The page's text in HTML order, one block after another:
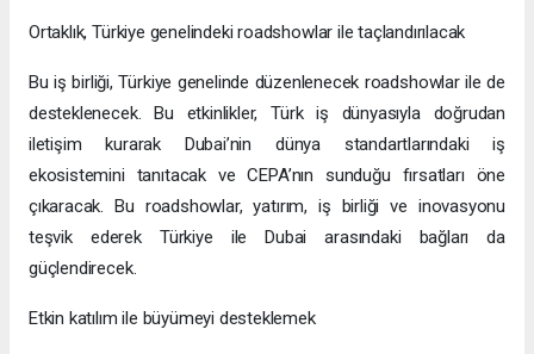
Ortaklık, Türkiye genelindeki roadshowlar ile taçlandırılacak
Bu iş birliği, Türkiye genelinde düzenlenecek roadshowlar ile de
desteklenecek. Bu etkinlikler, Türk iş dünyasıyla doğrudan
iletişim kurarak Dubai’nin dünya standartlarındaki iş
ekosistemini tanıtacak ve CEPA’nın sunduğu fırsatları öne
çıkaracak. Bu roadshowlar, yatırım, iş birliği ve inovasyonu
teşvik ederek Türkiye ile Dubai arasındaki bağları da
güçlendirecek.
Etkin katılım ile büyümeyi desteklemek